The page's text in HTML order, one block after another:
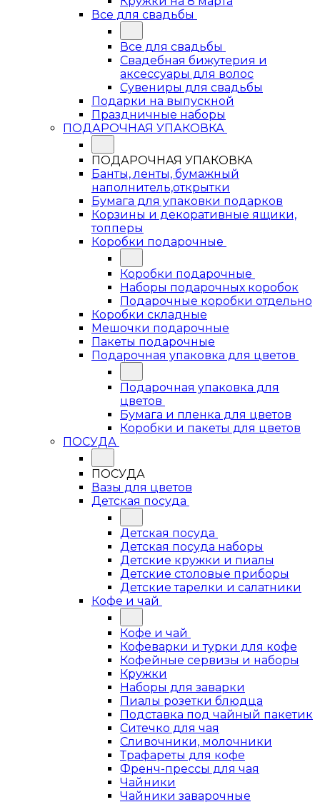
Все для свадьбы
Все для свадьбы
Свадебная бижутерия и
аксессуары для волос
Сувениры для свадьбы
Подарки на выпускной
Праздничные наборы
ПОДАРОЧНАЯ УПАКОВКА
ПОДАРОЧНАЯ УПАКОВКА
Банты, ленты, бумажный
наполнитель,открытки
Бумага для упаковки подарков
Корзины и декоративные ящики,
топперы
Коробки подарочные
Коробки подарочные
Наборы подарочных коробок
Подарочные коробки отдельно
Коробки складные
Мешочки подарочные
Пакеты подарочные
Подарочная упаковка для цветов
Подарочная упаковка для
цветов
Бумага и пленка для цветов
Коробки и пакеты для цветов
ПОСУДА
ПОСУДА
Вазы для цветов
Детская посуда
Детская посуда
Детская посуда наборы
Детские кружки и пиалы
Детские столовые приборы
Детские тарелки и салатники
Кофе и чай
Кофе и чай
Кофеварки и турки для кофе
Кофейные сервизы и наборы
Кружки
Наборы для заварки
Пиалы розетки блюдца
Подставка под чайный пакетик
Ситечко для чая
Сливочники, молочники
Трафареты для кофе
Френч-прессы для чая
Чайники
Чайники заварочные